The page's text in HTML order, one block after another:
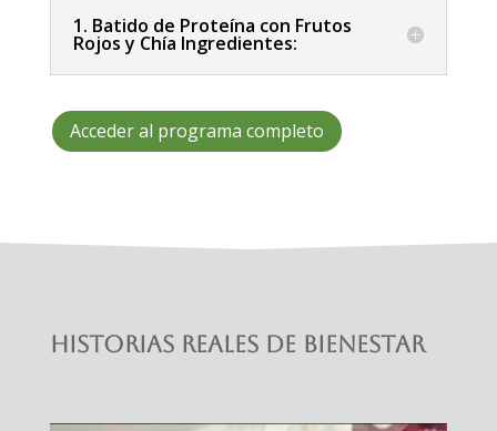
1. Batido de Proteína con Frutos
Rojos y Chía Ingredientes:
Acceder al programa completo
Historias reales de bienestar